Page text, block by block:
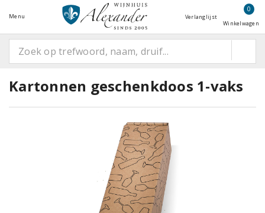
Menu Verlanglijst
0
Winkelwagen
Kartonnen geschenkdoos 1-vaks